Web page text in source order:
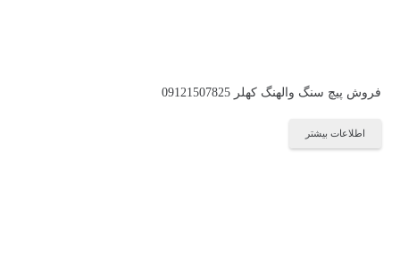
فروش پیچ سنگ والهنگ کهلر 09121507825
اطلاعات بیشتر